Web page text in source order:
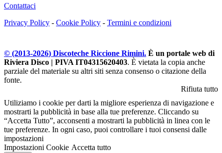
Contattaci
Privacy Policy - Cookie Policy - Termini e condizioni
© (2013-2026) Discoteche Riccione Rimini. È un portale web di
Riviera Disco | PIVA IT04315620403. È vietata la copia anche
parziale del materiale su altri siti senza consenso o citazione della
fonte.
Rifiuta tutto
Utiliziamo i cookie per darti la migliore esperienza di navigazione e
mostrarti la pubblicità in base alla tue preferenze. Cliccando su
“Accetta Tutto”, acconsenti a mostrarti la pubblicità in linea con le
tue preferenze. In ogni caso, puoi controllare i tuoi consensi dalle
impostazioni
Impostazioni Cookie Accetta tutto